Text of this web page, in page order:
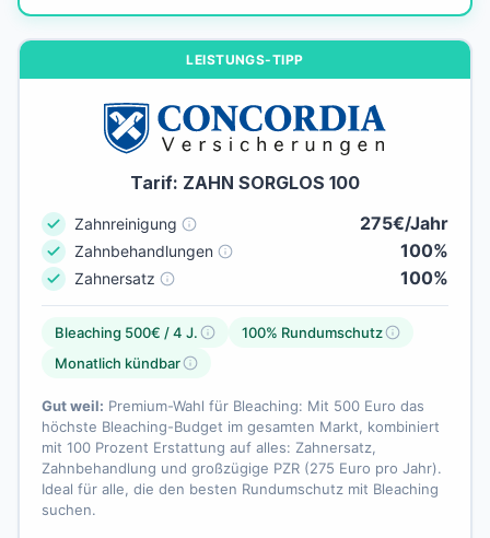
LEISTUNGS-TIPP
Tarif: ZAHN SORGLOS 100
Zahnreinigung 275€/Jahr
Zahnbehandlungen 100%
Zahnersatz 100%
Bleaching 500€ / 4 J.
100% Rundumschutz
Monatlich kündbar
Gut weil: Premium-Wahl für Bleaching: Mit 500 Euro das
höchste Bleaching-Budget im gesamten Markt, kombiniert
mit 100 Prozent Erstattung auf alles: Zahnersatz,
Zahnbehandlung und großzügige PZR (275 Euro pro Jahr).
Ideal für alle, die den besten Rundumschutz mit Bleaching
suchen.